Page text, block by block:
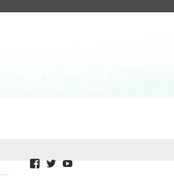
Facebook
Twitter